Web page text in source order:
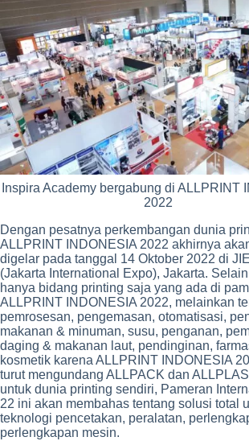
Inspira Academy bergabung di ALLPRINT
2022
Dengan pesatnya perkembangan dunia
ALLPRINT INDONESIA 2022 akhirnya
digelar pada tanggal 14 Oktober 2022 di
(Jakarta International Expo), Jakarta.
hanya bidang printing saja yang ada di
ALLPRINT INDONESIA 2022, melainkan
pemrosesan, pengemasan, otomatisasi,
makanan & minuman, susu, penganan,
daging & makanan laut, pendinginan,
kosmetik karena ALLPRINT INDONESIA
turut mengundang ALLPACK dan
untuk dunia printing sendiri, Pameran
22 ini akan membahas tentang solusi total
teknologi pencetakan, peralatan,
perlengkapan mesin.